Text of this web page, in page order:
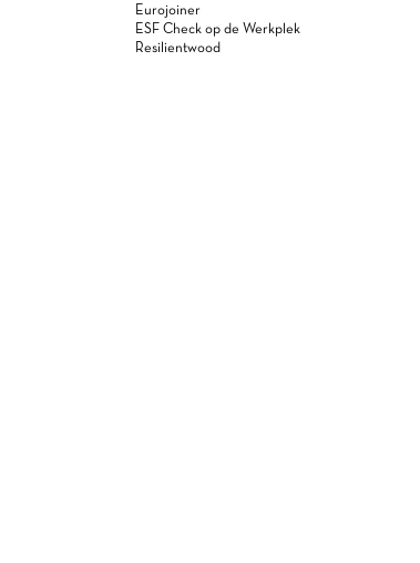
Eurojoiner
ESF Check op de Werkplek
Resilientwood